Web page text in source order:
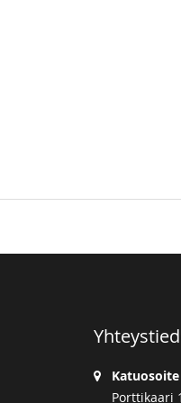
Katuosoite
Porttikaari